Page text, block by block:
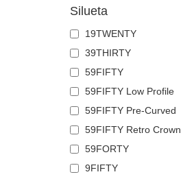
Silueta
19TWENTY
39THIRTY
59FIFTY
59FIFTY Low Profile
59FIFTY Pre-Curved
59FIFTY Retro Crown
59FORTY
9FIFTY